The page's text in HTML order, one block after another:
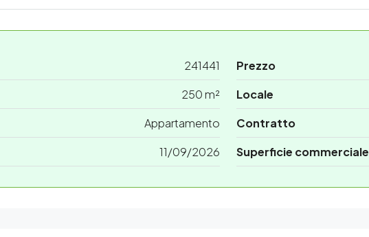
241441 Prezzo
250 m² Locale
Appartamento Contratto
11/09/2026 Superficie commerciale